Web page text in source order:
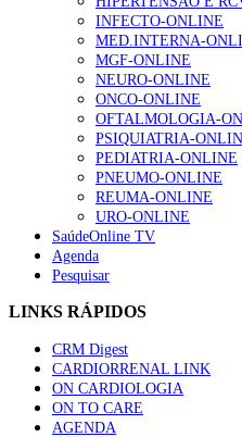
169 visualizações
Alguns milhares de
família com nova
132 visualizações
“Os programas de
custo-efetivos e
sustentável para os
93 visualizações
Quase quatro em
apresentavam níveis
87 visualizações
INFECTO-ONLINE
MED.INTERNA-
MGF-ONLINE
NEURO-ONLINE
ONCO-ONLINE
OFTALMOLOGIA-
PSIQUIATRIA-
PEDIATRIA-ONLINE
PNEUMO-ONLINE
REUMA-ONLINE
URO-ONLINE
SaúdeOnline TV
Agenda
Pesquisar
LINKS RÁPIDOS
CRM Digest
CARDIORRENAL LINK
ON CARDIOLOGIA
ON TO CARE
AGENDA